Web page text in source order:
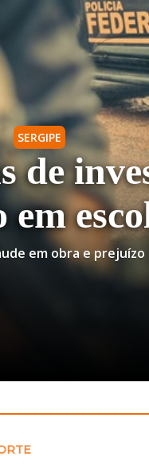
SERGIPE
de
em
em obra e